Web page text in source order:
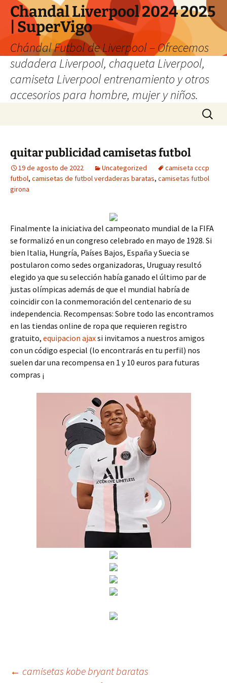
Chandal Liverpool 2024 2025
| SuperVigo
Chándal Futbol de Liverpool – Ofrecemos
sudadera Liverpool, chaqueta Liverpool,
camiseta Liverpool entrenamiento y otros
accesorios para hombre, mujer y niños.
Buscar:
quitar publicidad camisetas futbol
19 de agosto de 2022 Uncategorized
camiseta cccp
futbol, camisetas de futbol verdaderas baratas, camisetas futbol
girona
Finalmente la iniciativa del campeonato mundial de la FIFA
se formalizó en un congreso celebrado en mayo de 1928. Si
bien Italia, Hungría, Países Bajos, España y Suecia se
postularon como sedes organizadoras, Uruguay resultó
elegido ya que su selección había ganado el último par de
justas olímpicas además de que el mundial habría de
coincidir con la conmemoración del centenario de su
independencia. Recompensas: Sobre todo las encontramos
en las tiendas online de ropa que requieren registro
gratuito, equipacion ajaxsi invitamos a nuestros amigos
con un código especial (lo encontrarás en tu perfil) nos
suelen dar una recompensa en 1 y 10 euros para futuras
compras ¡
← camisetas kobe bryant baratas